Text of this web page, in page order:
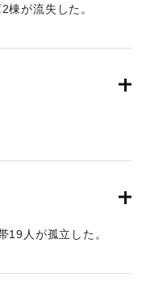
棟が流失した。
19人が孤立した。